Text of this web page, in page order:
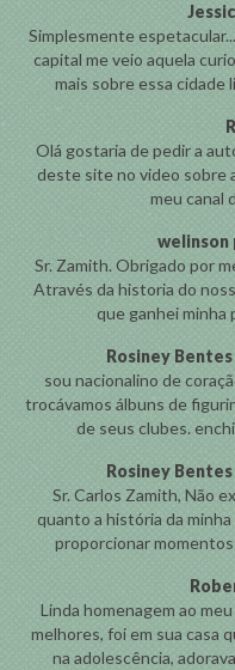
Simplesmente
capital me veio aquela
mais sobre essa cidade
Olá gostaria de pedir a
deste site no video sobre
meu canal
welinson
Sr. Zamith. Obrigado por
Através da historia do
que ganhei minha
Rosiney
sou nacionalino de
trocávamos álbuns de
de seus clubes.
Rosiney
Sr. Carlos Zamith, Não
quanto a história da
proporcionar momentos
Linda homenagem ao
melhores, foi em sua casa
na adolescência,